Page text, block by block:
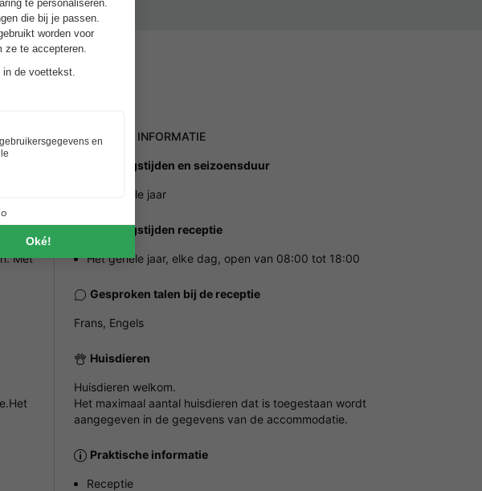
Met
ALGEMENE INFORMATIE
Openingstijden en seizoensduur
Het gehele jaar
Openingstijden receptie
Het gehele jaar, elke dag, open van 08:00 tot 18:00
Gesproken talen bij de receptie
Frans, Engels
Huisdieren
Huisdieren welkom.
Het maximaal aantal huisdieren dat is toegestaan wordt
aangegeven in de gegevens van de accommodatie.
Praktische informatie
Receptie